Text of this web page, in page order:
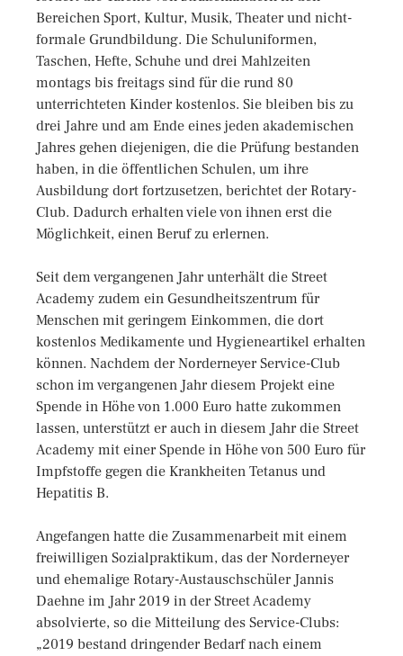
Bereichen Sport, Kultur, Musik, Theater und nicht-
formale Grundbildung. Die Schuluniformen,
Taschen, Hefte, Schuhe und drei Mahlzeiten
montags bis freitags sind für die rund 80
unterrichteten Kinder kostenlos. Sie bleiben bis zu
drei Jahre und am Ende eines jeden akademischen
Jahres gehen diejenigen, die die Prüfung bestanden
haben, in die öffentlichen Schulen, um ihre
Ausbildung dort fortzusetzen, berichtet der Rotary-
Club. Dadurch erhalten viele von ihnen erst die
Möglichkeit, einen Beruf zu erlernen.
Seit dem vergangenen Jahr unterhält die Street
Academy zudem ein Gesundheitszentrum für
Menschen mit geringem Einkommen, die dort
kostenlos Medikamente und Hygieneartikel erhalten
können. Nachdem der Norderneyer Service-Club
schon im vergangenen Jahr diesem Projekt eine
Spende in Höhe von 1.000 Euro hatte zukommen
lassen, unterstützt er auch in diesem Jahr die Street
Academy mit einer Spende in Höhe von 500 Euro für
Impfstoffe gegen die Krankheiten Tetanus und
Hepatitis B.
Angefangen hatte die Zusammenarbeit mit einem
freiwilligen Sozialpraktikum, das der Norderneyer
und ehemalige Rotary-Austauschschüler Jannis
Daehne im Jahr 2019 in der Street Academy
absolvierte, so die Mitteilung des Service-Clubs:
„2019 bestand dringender Bedarf nach einem